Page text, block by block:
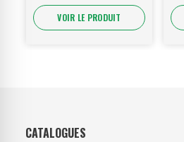
VOIR LE PRODUIT
CATALOGUES